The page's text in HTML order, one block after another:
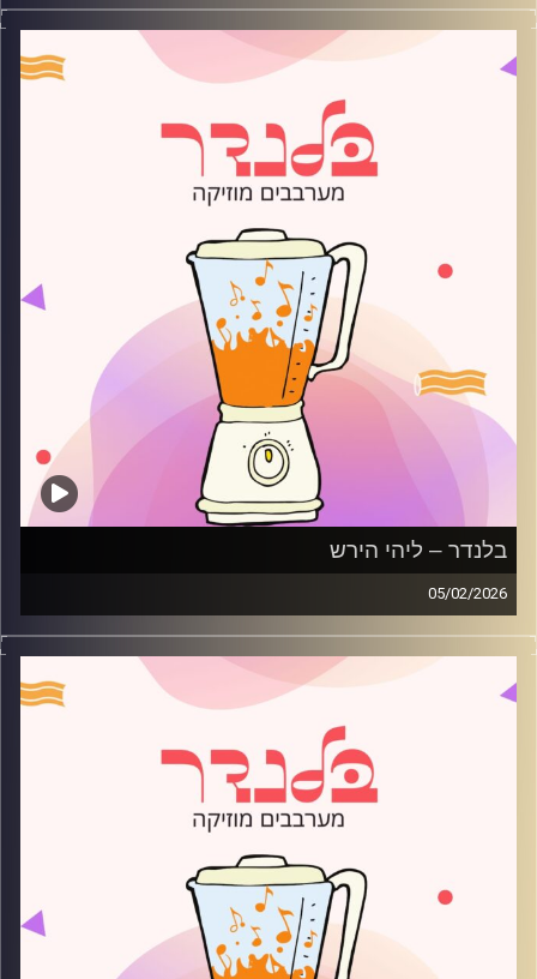
קרדיט תמונות:
AudioVersity
בלנדר – ליהי הירש
05/02/2026
מוזיקה רגועה לפתוח איתה את הבוקר בהגשת ליהי הירש
קרדיט תמונות:
AudioVersity